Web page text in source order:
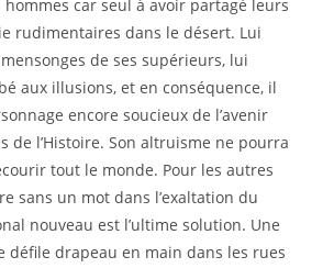
hommes car seul à avoir partagé leurs
rudimentaires dans le désert. Lui
de ses supérieurs, lui
aux illusions, et en conséquence, il
encore soucieux de l’avenir
de l’Histoire. Son altruisme ne pourra
tout le monde. Pour les autres
sans un mot dans l’exaltation du
nouveau est l’ultime solution. Une
défile drapeau en main dans les rues